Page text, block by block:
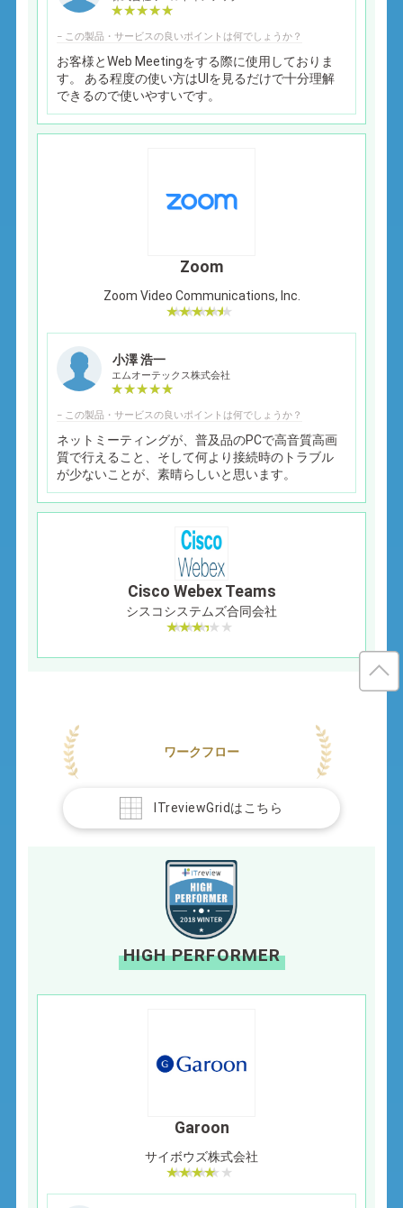
− この製品・サービスの良いポイントは何でしょうか？
お客様とWeb Meetingをする際に使用しておりま
す。 ある程度の使い方はUIを見るだけで十分理解
できるので使いやすいです。
Zoom
Zoom Video Communications, Inc.
小澤 浩一
エムオーテックス株式会社
− この製品・サービスの良いポイントは何でしょうか？
ネットミーティングが、普及品のPCで高音質高画
質で行えること、そして何より接続時のトラブル
が少ないことが、素晴らしいと思います。
Cisco Webex Teams
シスコシステムズ合同会社
ワークフロー
ITreviewGridはこちら
HIGH PERFORMER
Garoon
サイボウズ株式会社